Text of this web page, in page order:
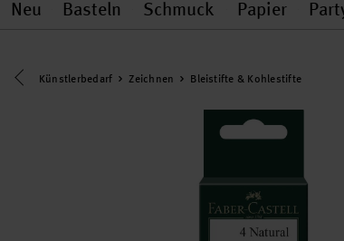
Neu
Neu general.openMenu
Basteln
Basteln general.openMenu
Schmuck
Schmuck
Papier
Eine Kategorie zurück navigieren
Künstlerbedarf Zeichnen Bleistifte & Kohlestifte